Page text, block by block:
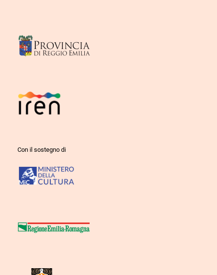
Con il sostegno di